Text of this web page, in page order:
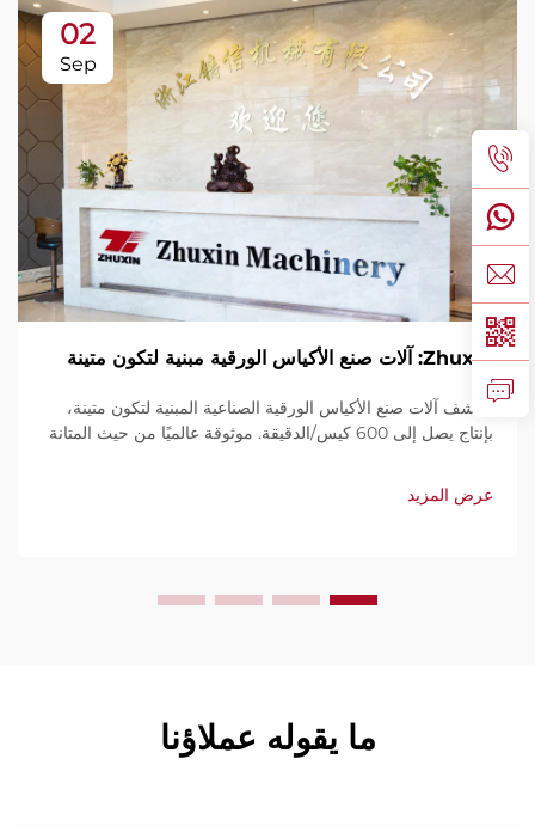
02
Sep
Zhuxin: آلات صنع الأكياس الورقية مبنية لتكون متينة
اكتشف آلات صنع الأكياس الورقية الصناعية المبنية لتكون متينة،
بإنتاج يصل إلى 600 كيس/الدقيقة. موثوقة عالميًا من حيث المتانة
وخدمة سريعة. اطلب عرض سعر اليوم.
عرض المزيد
ما يقوله عملاؤنا